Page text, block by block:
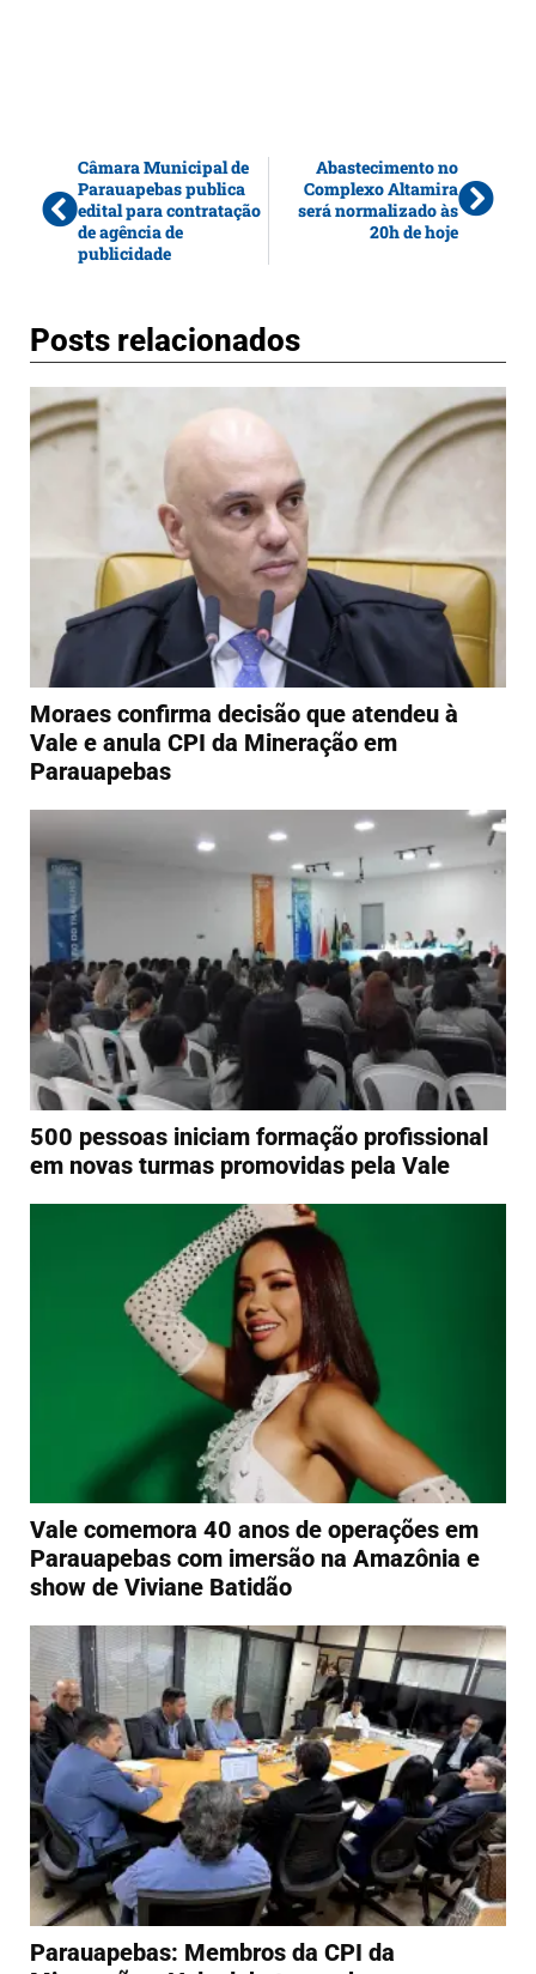
Câmara Municipal de
Parauapebas publica
edital para contratação
de agência de
publicidade
Abastecimento no
Complexo Altamira
será normalizado às
20h de hoje
Posts relacionados
Moraes confirma decisão que atendeu à
Vale e anula CPI da Mineração em
Parauapebas
500 pessoas iniciam formação profissional
em novas turmas promovidas pela Vale
Vale comemora 40 anos de operações em
Parauapebas com imersão na Amazônia e
show de Viviane Batidão
Parauapebas: Membros da CPI da